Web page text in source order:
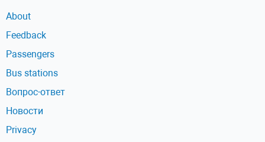
About
Feedback
Passengers
Bus stations
Вопрос-ответ
Новости
Privacy